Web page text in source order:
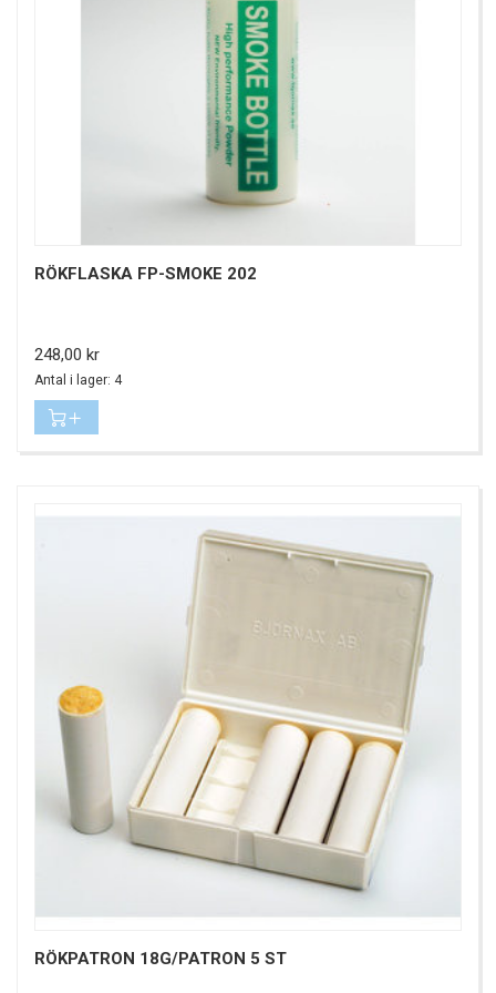
RÖKFLASKA FP-SMOKE 202
Pris
248,00 kr
Antal i lager: 4
RÖKPATRON 18G/PATRON 5 ST